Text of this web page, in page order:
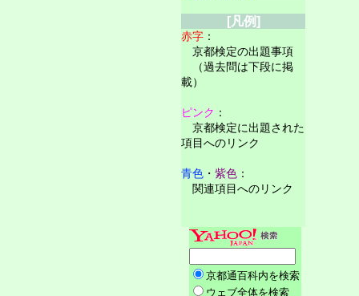
[凡例]
赤字 ：
京都検定の出題事項
（過去問は下段に掲
載）
ピンク ：
京都検定に出題された
項目へのリンク
青色 ・ 紫色 ：
関連項目へのリンク